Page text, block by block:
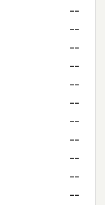
--
--
--
--
--
--
--
--
--
--
--